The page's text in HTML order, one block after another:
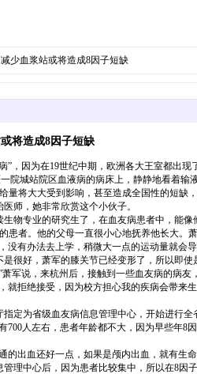
少血浆站或将造成8因子短缺
将造成8因子短缺
因为在19世纪中期，欧洲各大王室都出现
城站院区血液病的病床上，静静地看着输
将大大受到影响，甚至造成全国性的短缺，
，她非常欣赏这个小伙子。
专业的研究生了，在血友病患者中，能像
者。他的父母一直很小心地抚养他长大。
有办法去上学，稍微大一点的运动量就会导
好，萧军的膝关节已经变形了，所以即使
说，来杭州后，接触到一些血友病的病友
拒绝接受，因为校方担心我的疾病会带来
为省级血友病信息管理中心，开始进行全
人左右，患者年龄都不大，因为早些年8
出血还好一点，如果是颅内出血，就有生
中心后，因为患者比较集中，所以在8因